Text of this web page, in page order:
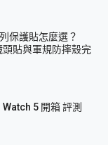
保護貼怎麼選？
貼與軍規防摔殼完
5 開箱 評測